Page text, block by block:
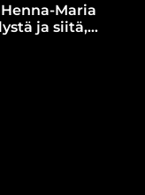
Maria
ja siitä,